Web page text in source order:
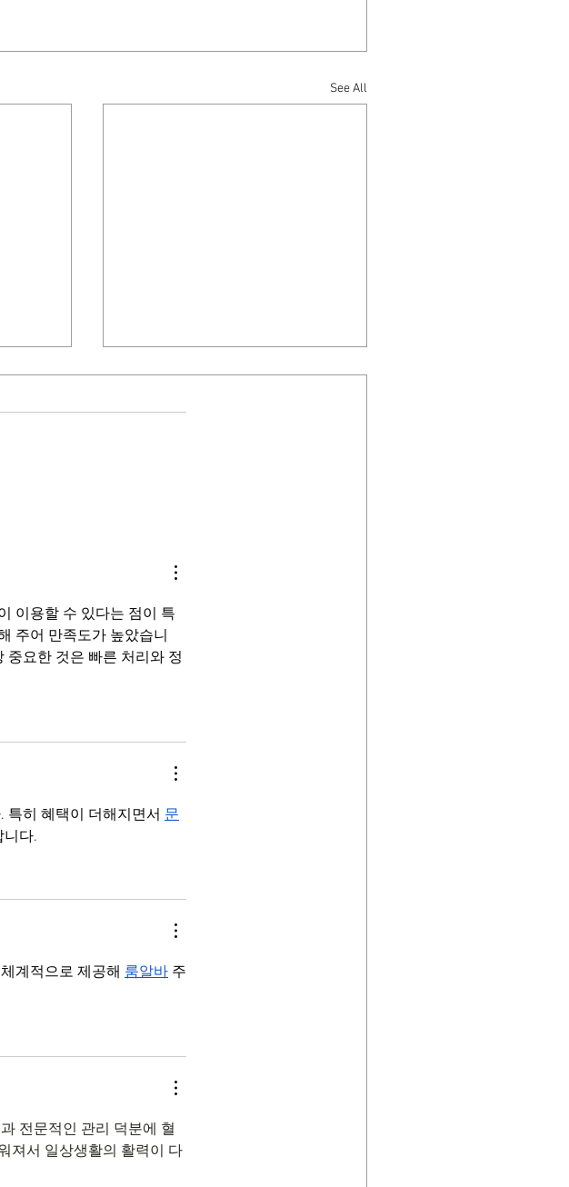
See All
Radio May 21
이용할 수 있다는 점이 특
주어 만족도가 높았습니
중요한 것은 빠른 처리와 정
특히 혜택이 더해지면서 문
니다.
계적으로 제공해 룸알바 주
전문적인 관리 덕분에 혈
져서 일상생활의 활력이 다